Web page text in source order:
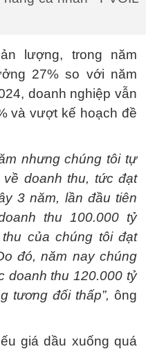
lượng, trong năm
27% so với năm
doanh nghiệp vẫn
và vượt kế hoạch đề
nhưng chúng tôi tự
doanh thu, tức đạt
3 năm, lần đầu tiên
thu 100.000 tỷ
của chúng tôi đạt
đó, năm nay chúng
doanh thu 120.000 tỷ
tương đối thấp”, ông
giá dầu xuống quá